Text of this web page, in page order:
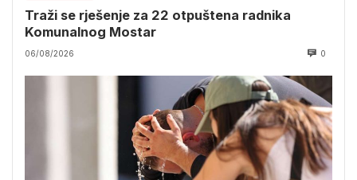
Traži se rješenje za 22 otpuštena radnika
Komunalnog Mostar
06/08/2026 0